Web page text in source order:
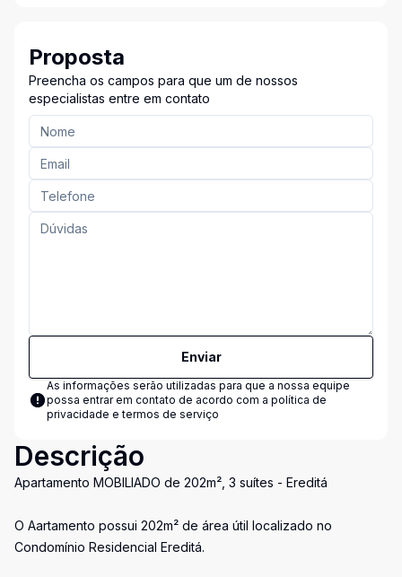
Proposta
Preencha os campos para que um de nossos
especialistas entre em contato
Enviar
As informações serão utilizadas para que a nossa equipe
possa entrar em contato de acordo com a política de
privacidade e termos de serviço
Descrição
Apartamento MOBILIADO de 202m², 3 suítes - Ereditá
O Aartamento possui 202m² de área útil localizado no
Condomínio Residencial Ereditá.